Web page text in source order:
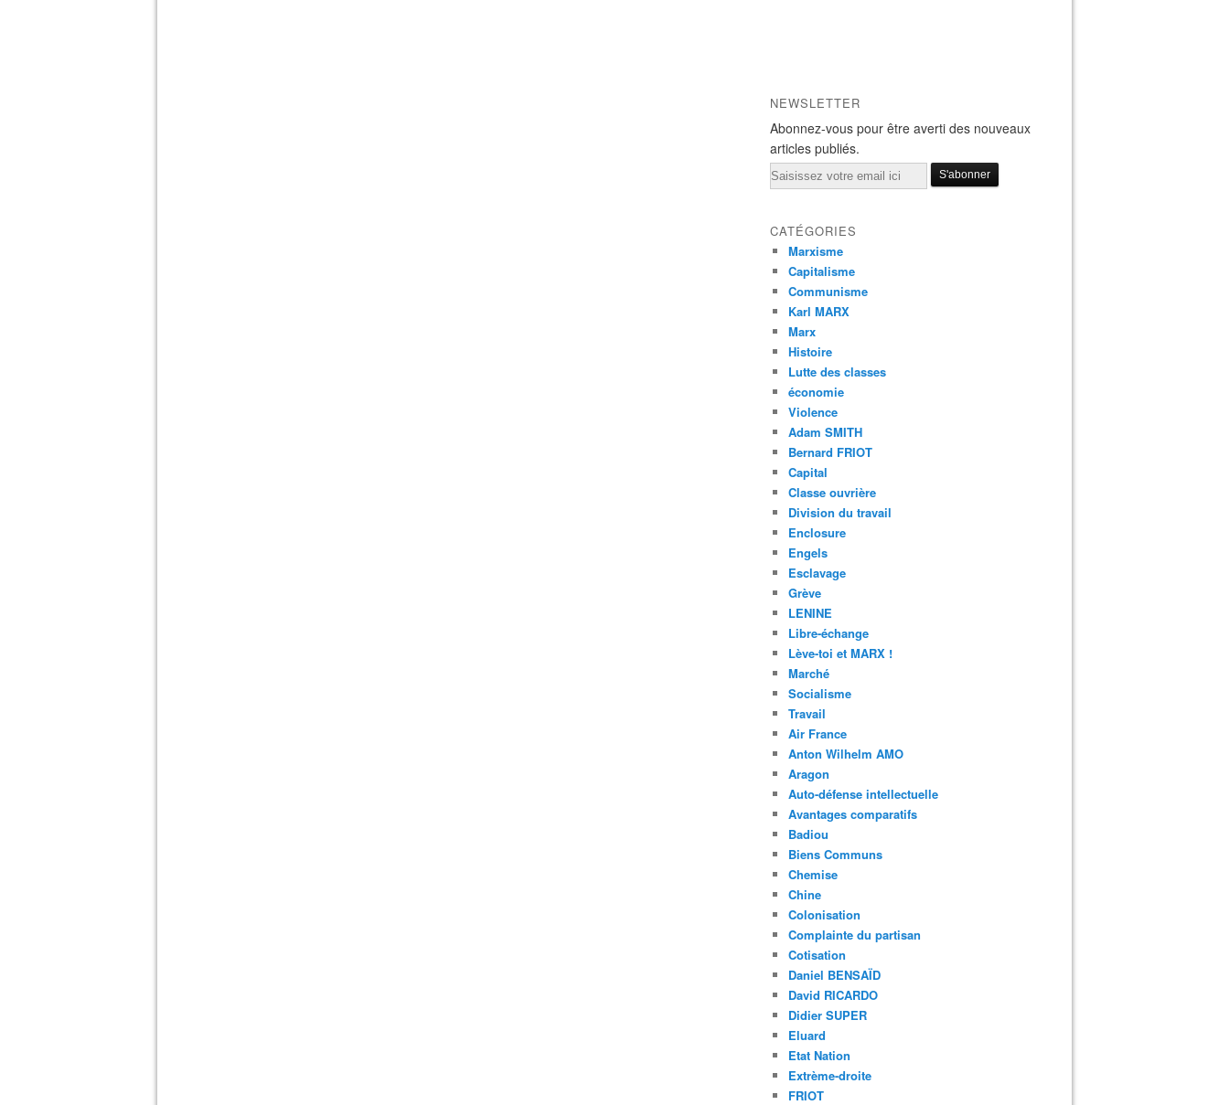
NEWSLETTER
Abonnez-vous pour être averti des nouveaux
articles publiés.
Email
CATÉGORIES
Marxisme
Capitalisme
Communisme
Karl MARX
Marx
Histoire
Lutte des classes
économie
Violence
Adam SMITH
Bernard FRIOT
Capital
Classe ouvrière
Division du travail
Enclosure
Engels
Esclavage
Grève
LENINE
Libre-échange
Lève-toi et MARX !
Marché
Socialisme
Travail
Air France
Anton Wilhelm AMO
Aragon
Auto-défense intellectuelle
Avantages comparatifs
Badiou
Biens Communs
Chemise
Chine
Colonisation
Complainte du partisan
Cotisation
Daniel BENSAÏD
David RICARDO
Didier SUPER
Eluard
Etat Nation
Extrème-droite
FRIOT